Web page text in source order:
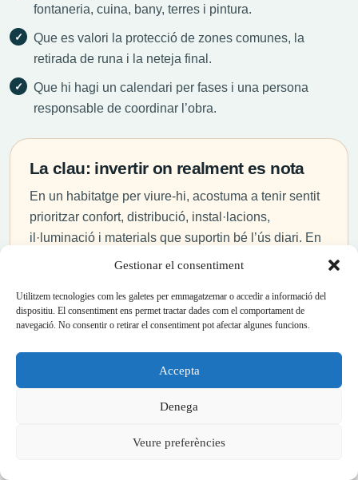
Gestionar el consentiment
Utilitzem tecnologies com les galetes per emmagatzemar o accedir a informació del
dispositiu. El consentiment ens permet tractar dades com el comportament de
navegació. No consentir o retirar el consentiment pot afectar algunes funcions.
Accepta
Denega
Veure preferències
fontaneria, cuina, bany, terres i pintura.
Que es valori la protecció de zones comunes, la
retirada de runa i la neteja final.
Que hi hagi un calendari per fases i una persona
responsable de coordinar l’obra.
La clau: invertir on realment es nota
En un habitatge per viure-hi, acostuma a tenir sentit
prioritzar confort, distribució, instal·lacions,
il·luminació i materials que suportin bé l’ús diari. En
un habitatge per llogar o vendre, convé actuar en
primera impressió i redueixen el manteniment.